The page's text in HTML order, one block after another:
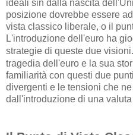
ideali sin dalla nascita
posizione dovrebbe essere
vista classico liberale, o il
L'introduzione dell'euro ha
strategie di queste due visioni.
tragedia dell'euro e la sua
familiarità con questi due
divergenti e le tensioni che
dall'introduzione di una